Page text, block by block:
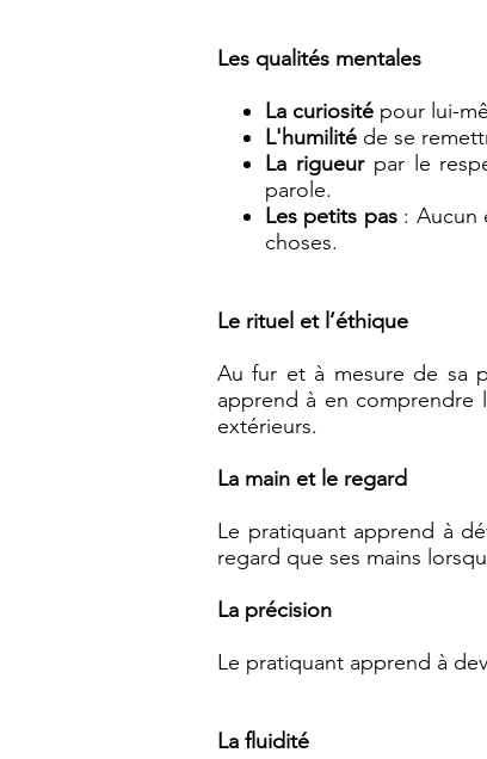
Les qualités mentales
La curiosité pour lui-
L'humilité de se
La rigueurpar le
parole.
Les petits pas: Aucun
choses.
Le rituel et l’éthique
Au fur et à mesure de sa
apprend à en comprendre
extérieurs.
La main et le regard
Le pratiquant apprend à
regard que ses mains
La précision
Le pratiquant apprend à
La fluidité